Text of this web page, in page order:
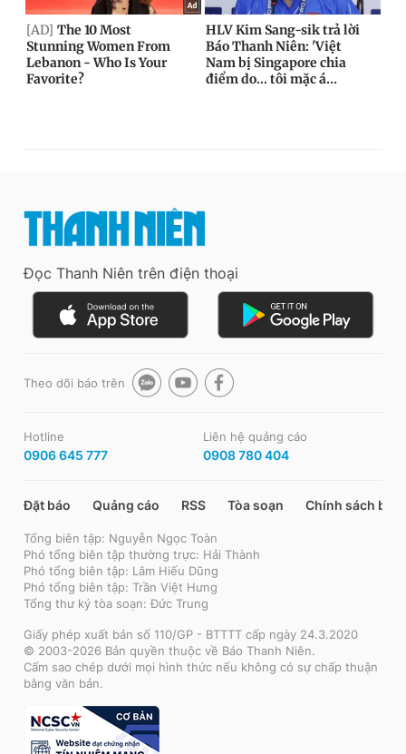
Đọc Thanh Niên trên điện thoại
Theo dõi báo trên
Hotline
0906 645 777
Liên hệ quảng cáo
0908 780 404
Đặt báo Quảng cáo RSS Tòa soạn Chính sách bảo
Tổng biên tập: Nguyễn Ngọc Toàn
Phó tổng biên tập thường trực: Hải Thành
Phó tổng biên tập: Lâm Hiếu Dũng
Phó tổng biên tập: Trần Việt Hưng
Tổng thư ký tòa soạn: Đức Trung
Giấy phép xuất bản số 110/GP - BTTTT cấp ngày 24.3.2020
© 2003-2026 Bản quyền thuộc về Báo Thanh Niên.
Cấm sao chép dưới mọi hình thức nếu không có sự chấp thuận
bằng văn bản.